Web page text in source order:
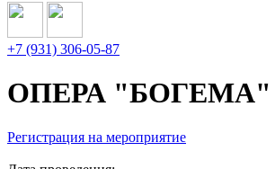
+7 (931) 306-05-87
ОПЕРА "БОГЕМА"
Регистрация на мероприятие